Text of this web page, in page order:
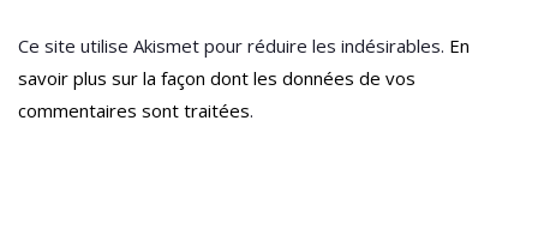
Ce site utilise Akismet pour réduire les indésirables. En
savoir plus sur la façon dont les données de vos
commentaires sont traitées.